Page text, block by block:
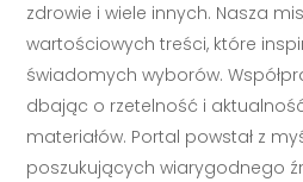
zdrowie i wiele innych. Nasza
wartościowych treści, które
świadomych wyborów.
dbając o rzetelność i
materiałów. Portal powstał z
poszukujących wiarygodnego